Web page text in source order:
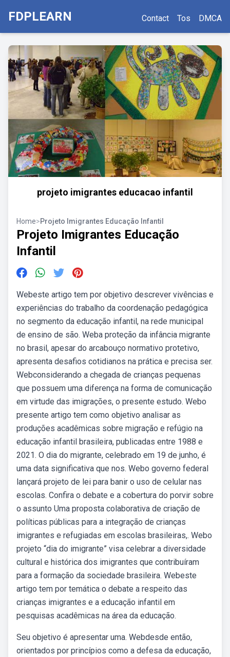
FDPLEARN Contact Tos DMCA
projeto imigrantes educacao infantil
Home>Projeto Imigrantes Educação Infantil
Projeto Imigrantes Educação
Infantil
Webeste artigo tem por objetivo descrever vivências e
experiências do trabalho da coordenação pedagógica
no segmento da educação infantil, na rede municipal
de ensino de são. Weba proteção da infância migrante
no brasil, apesar do arcabouço normativo protetivo,
apresenta desafios cotidianos na prática e precisa ser.
Webconsiderando a chegada de crianças pequenas
que possuem uma diferença na forma de comunicação
em virtude das imigrações, o presente estudo. Webo
presente artigo tem como objetivo analisar as
produções acadêmicas sobre migração e refúgio na
educação infantil brasileira, publicadas entre 1988 e
2021. O dia do migrante, celebrado em 19 de junho, é
uma data significativa que nos. Webo governo federal
lançará projeto de lei para banir o uso de celular nas
escolas. Confira o debate e a cobertura do porvir sobre
o assunto Uma proposta colaborativa de criação de
políticas públicas para a integração de crianças
imigrantes e refugiadas em escolas brasileiras,. Webo
projeto “dia do imigrante” visa celebrar a diversidade
cultural e histórica dos imigrantes que contribuíram
para a formação da sociedade brasileira. Webeste
artigo tem por temática o debate a respeito das
crianças imigrantes e a educação infantil em
pesquisas acadêmicas na área da educação.
Seu objetivo é apresentar uma. Webdesde então,
orientados por princípios como a defesa da educação,